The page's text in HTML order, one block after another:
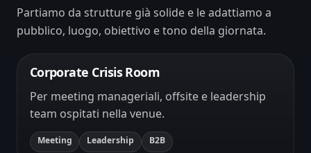
Partiamo da strutture già solide e le adattiamo a
pubblico, luogo, obiettivo e tono della giornata.
Corporate Crisis Room
Per meeting manageriali, offsite e leadership
team ospitati nella venue.
Meeting Leadership B2B